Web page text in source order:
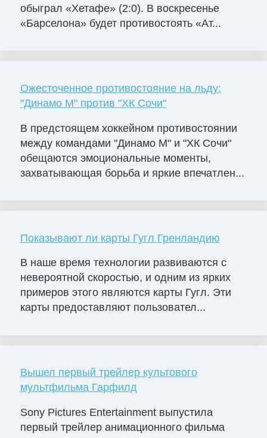
обыграл «Хетафе» (2:0). В воскресенье
«Барселона» будет противостоять «Ат...
Ожесточенное противостояние на льду:
"Динамо М" против "ХК Сочи"
В предстоящем хоккейном противостоянии
между командами "Динамо М" и "ХК Сочи"
обещаются эмоциональные моменты,
захватывающая борьба и яркие впечатлен...
Показывают ли карты Гугл Гренландию
В наше время технологии развиваются с
невероятной скоростью, и одним из ярких
примеров этого являются карты Гугл. Эти
карты предоставляют пользовател...
Вышел первый трейлер культового
мультфильма Гарфилд
Sony Pictures Entertainment выпустила
первый трейлер анимационного фильма